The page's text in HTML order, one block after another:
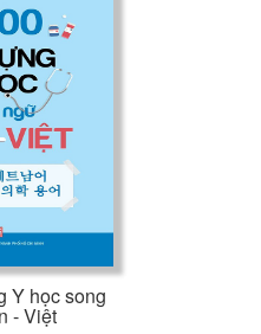
Y học song
- Việt